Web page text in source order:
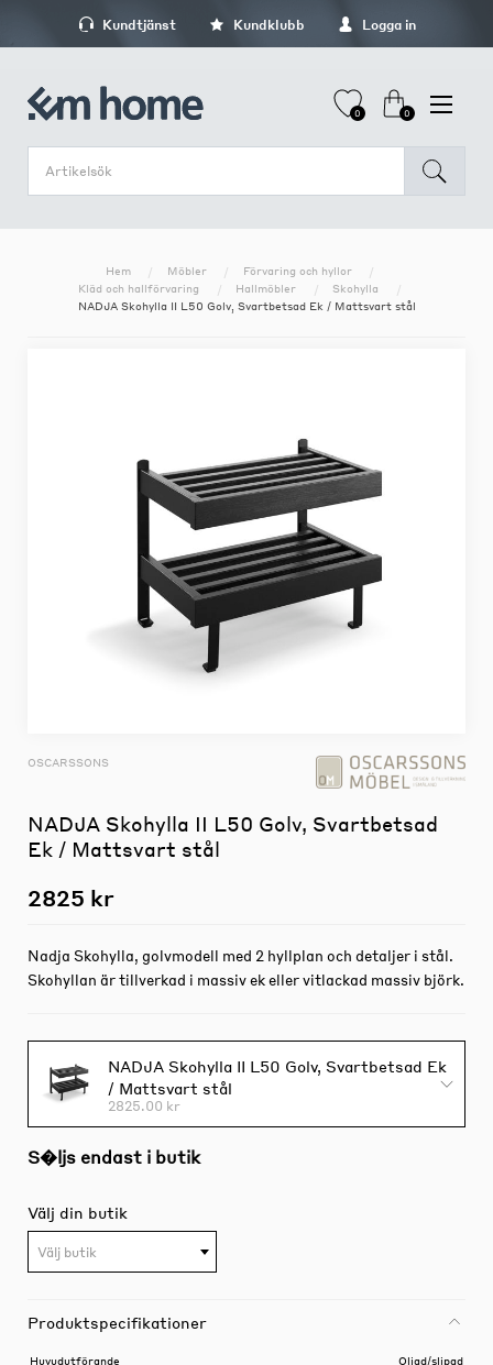
Kundtjänst Kundklubb Logga in
0 0
Hem Möbler
Förvaring och hyllor
Kläd och hallförvaring
Hallmöbler
Skohylla
NADJA Skohylla II L50 Golv, Svartbetsad Ek / Mattsvart stål
OSCARSSONS
NADJA Skohylla II L50 Golv, Svartbetsad
Ek / Mattsvart stål
2825 kr
Nadja Skohylla, golvmodell med 2 hyllplan och detaljer i stål.
Skohyllan är tillverkad i massiv ek eller vitlackad massiv björk.
NADJA Skohylla II L50 Golv, Svartbetsad Ek
/ Mattsvart stål
2825.00 kr
S�ljs endast i butik
Välj din butik
Välj butik
Produktspecifikationer
Huvudutförande Oljad/slipad